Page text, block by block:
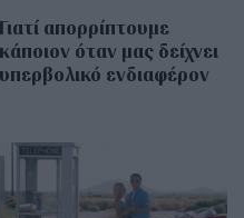
Γιατί απορρίπτουμε
κάποιον όταν μας δείχνει
υπερβολικό ενδιαφέρον